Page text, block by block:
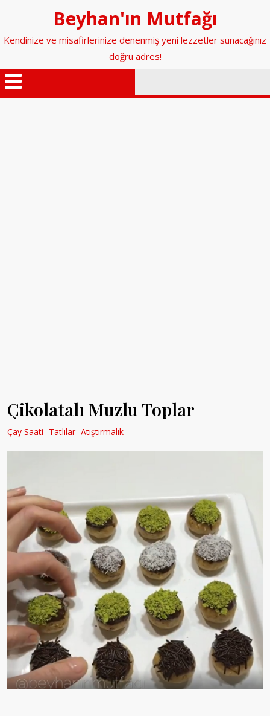
Beyhan'ın Mutfağı
Kendinize ve misafirlerinize denenmiş yeni lezzetler sunacağınız
doğru adres!
Menüyü
Çikolatalı Muzlu Toplar
Çay Saati Tatlılar Atıştırmalık